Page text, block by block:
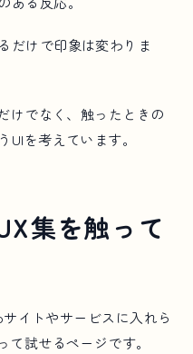
だけで印象は変わりま
けでなく、触ったときの
を考えています。
集を触って
サイトやサービスに入れら
試せるページです。